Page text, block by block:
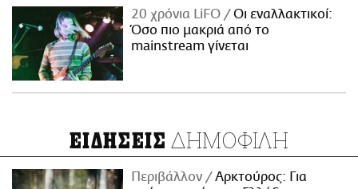
20 χρόνια LiFO
Οι εναλλακτικοί:
Όσο πιο μακριά από το
mainstream γίνεται
ΕΙΔΗΣΕΙΣ ΔΗΜΟΦΙΛΗ
Περιβάλλον
Αρκτούρος: Για